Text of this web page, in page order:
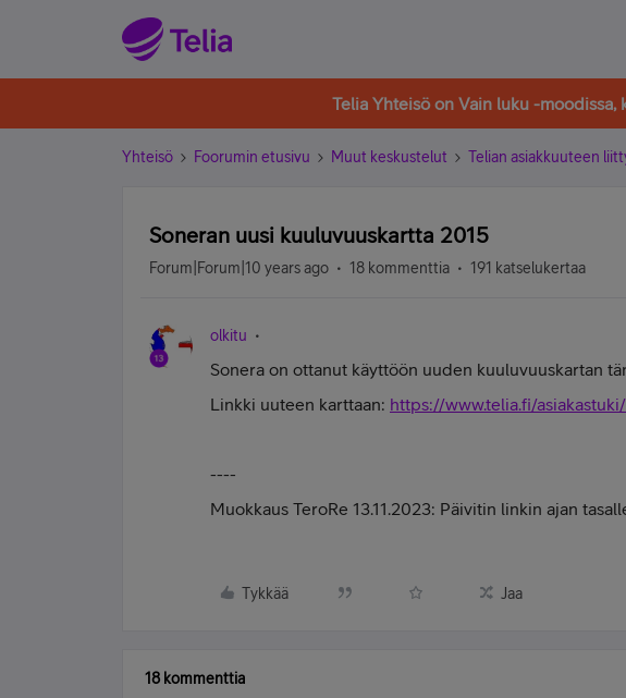
Telia Yhteisö on Vain luku -
Yhteisö Foorumin etusivu Muut keskustelut Telian asiakkuuteen
Soneran uusi kuuluvuuskartta 2015
Forum|Forum|10 years ago 18 kommenttia 191 katselukertaa
olkitu
Sonera on ottanut käyttöön uuden kuuluvuuskartan
Linkki uuteen karttaan: https://www.telia.fi/
----
Muokkaus TeroRe 13.11.2023: Päivitin linkin ajan
Tykkää Jaa
18 kommenttia